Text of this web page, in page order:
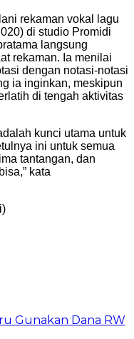
rekaman vokal lagu
di studio Promidi
langsung
rekaman. Ia menilai
dengan notasi-notasi
ia inginkan, meskipun
di tengah aktivitas
kunci utama untuk
ini untuk semua
tantangan, dan
kata
Gunakan Dana RW